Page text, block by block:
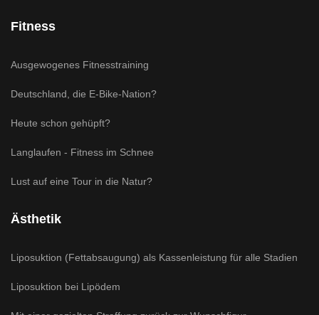
Fitness
Ausgewogenes Fitnesstraining
Deutschland, die E-Bike-Nation?
Heute schon gehüpft?
Langlaufen - Fitness im Schnee
Lust auf eine Tour in die Natur?
Ästhetik
Liposuktion (Fettabsaugung) als Kassenleistung für alle Stadien
Liposuktion bei Lipödem